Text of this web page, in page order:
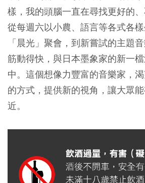
樣，我的頭腦一直在尋找更好的、
從每週六以小農、語言等各式各
「晨光」聚會，到新嘗試的主題
筋動得快，與日本墨象家的新一
中。這個想像力豐富的音樂家，渴
的方式，提供新的視角，讓大眾
近。